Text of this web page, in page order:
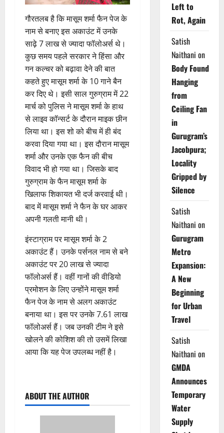
गौरतलब है कि मासूम शर्मा फैन पेज के
नाम से बनाए इस अकाउंट में उनके
साढ़े 7 लाख से ज्यादा फॉलोअर्स थे।
कुछ समय पहले सरकार ने हिंसा और
गन कल्चर को बढ़ावा देने की बात
कहते हुए मासूम शर्मा के 10 गाने बैन
कर दिए थे। इसी साल गुरुग्राम में 22
मार्च को पुलिस ने मासूम शर्मा के हाथ
से लाइव कॉन्सर्ट के दौरान माइक छीन
लिया था। इस शो को बीच में ही बंद
करवा दिया गया था। इस दौरान मासूम
शर्मा और उनके एक फैन की बीच
विवाद भी हो गया था। जिसके बाद
गुरुग्राम के फैन मासूम शर्मा के
खिलाफ शिकायत भी दर्ज करवाई थी।
बाद में मासूम शर्मा ने फैन के घर आकर
अपनी गलती मानी थी।
इंस्टाग्राम पर मासूम शर्मा के 2
अकाउंट हैं। उनके पर्सनल नाम से बने
अकाउंट पर 20 लाख से ज्यादा
फॉलोअर्स हैं। वहीं गानों की वीडियो
प्रमोशन के लिए उन्होंने मासूम शर्मा
फैन पेज के नाम से अलग अकाउंट
बनाया था। इस पर उनके 7.61 लाख
फॉलोअर्स हैं। जब उनकी टीम ने इसे
खोलने की कोशिश की तो उसमें लिखा
आया कि यह पेज उपलब्ध नहीं है।
ABOUT THE AUTHOR
Left to
Rot, Again
Satish
Naithani on
Body Found
Hanging
from
Ceiling Fan
in
Gurugram’s
Jacobpura;
Locality
Gripped by
Silence
Satish
Naithani on
Gurugram
Metro
Expansion:
A New
Beginning
for Urban
Travel
Satish
Naithani on
GMDA
Announces
Temporary
Water
Supply